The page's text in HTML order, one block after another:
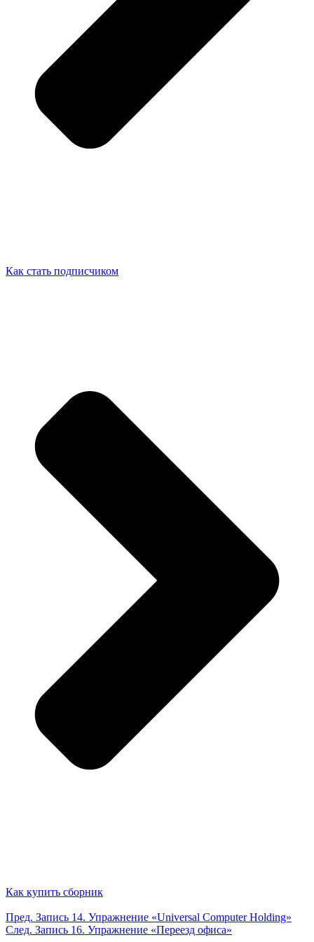
Как стать подписчиком
Как купить сборник
Пред. Запись 14. Упражнение «Universal Computer Holding»
След. Запись 16. Упражнение «Переезд офиса»